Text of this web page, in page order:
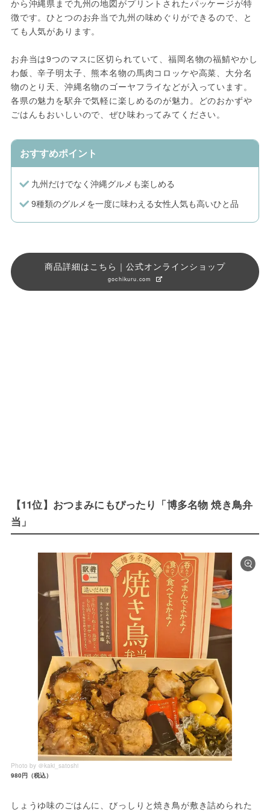
から沖縄県まで九州の地図がプリントされたパッケージが特
徴です。ひとつのお弁当で九州の味めぐりができるので、と
ても人気があります。
お弁当は9つのマスに区切られていて、福岡名物の福鯖やかし
わ飯、辛子明太子、熊本名物の馬肉コロッケや高菜、大分名
物のとり天、沖縄名物のゴーヤフライなどが入っています。
各県の魅力を駅弁で気軽に楽しめるのが魅力。どのおかずや
ごはんもおいしいので、ぜひ味わってみてください。
おすすめポイント
九州だけでなく沖縄グルメも楽しめる
9種類のグルメを一度に味わえる女性人気も高いひと品
商品詳細はこちら｜公式オンラインショップ
gochikuru.com
【11位】おつまみにもぴったり「博多名物 焼き鳥弁
当」
Photo by ＠kaki_satoshi
980円（税込）
しょうゆ味のごはんに、びっしりと焼き鳥が敷き詰められた